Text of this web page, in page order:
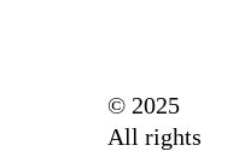
© 2025
All rights